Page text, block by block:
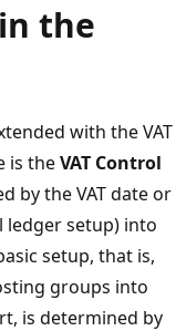
the
with the VAT
is theVAT Control
by the VAT date or
ledger setup) into
setup, that is,
groups into
is determined by